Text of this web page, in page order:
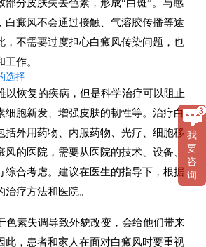
白癜风不会通过接触、气溶胶传播等途
，不需要过度担心白癜风传染问题，也
作。
选择
以恢复的疾病，但是科学治疗可以阻止
细胞新发、增强皮肤的韧性等。治疗白
括外用药物、内服药物、光疗、细胞移
的医院，需要从医院的技术、设备、
综合考虑。建议在医生的指导下，根据
疗方法和医院。
色素失调导致外貌改变，会给他们带来
此，患者和家人在面对白癜风时要重视
我
要
咨
询